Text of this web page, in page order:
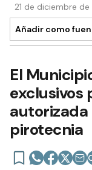
21 de diciembre
Añadir como
El
exclusivos
pirotecnia